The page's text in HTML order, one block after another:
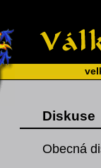
Diskuse
Obecná